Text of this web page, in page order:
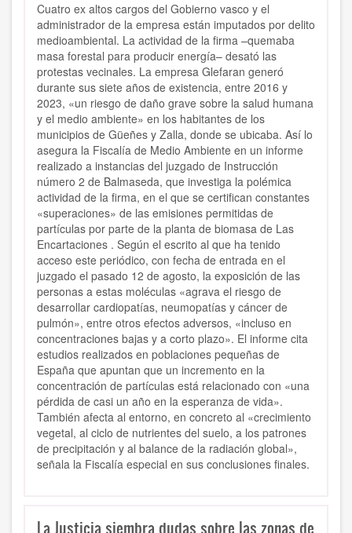
Cuatro ex altos cargos del Gobierno vasco y el
administrador de la empresa están imputados por delito
medioambiental. La actividad de la firma –quemaba
masa forestal para producir energía– desató las
protestas vecinales. La empresa Glefaran generó
durante sus siete años de existencia, entre 2016 y
2023, «un riesgo de daño grave sobre la salud humana
y el medio ambiente» en los habitantes de los
municipios de Güeñes y Zalla, donde se ubicaba. Así lo
asegura la Fiscalía de Medio Ambiente en un informe
realizado a instancias del juzgado de Instrucción
número 2 de Balmaseda, que investiga la polémica
actividad de la firma, en el que se certifican constantes
«superaciones» de las emisiones permitidas de
partículas por parte de la planta de biomasa de Las
Encartaciones . Según el escrito al que ha tenido
acceso este periódico, con fecha de entrada en el
juzgado el pasado 12 de agosto, la exposición de las
personas a estas moléculas «agrava el riesgo de
desarrollar cardiopatías, neumopatías y cáncer de
pulmón», entre otros efectos adversos, «incluso en
concentraciones bajas y a corto plazo». El informe cita
estudios realizados en poblaciones pequeñas de
España que apuntan que un incremento en la
concentración de partículas está relacionado con «una
pérdida de casi un año en la esperanza de vida».
También afecta al entorno, en concreto al «crecimiento
vegetal, al ciclo de nutrientes del suelo, a los patrones
de precipitación y al balance de la radiación global»,
señala la Fiscalía especial en sus conclusiones finales.
La Justicia siembra dudas sobre las zonas de